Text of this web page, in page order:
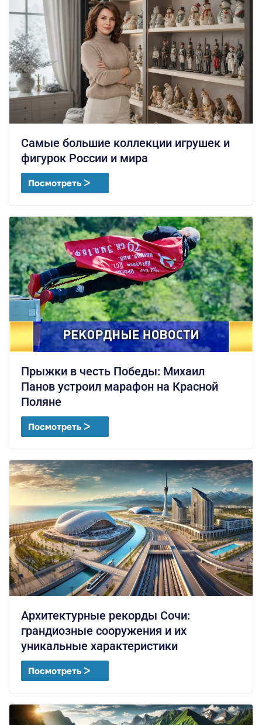
Самые большие коллекции игрушек и
фигурок России и мира
Посмотреть ᐳ
Прыжки в честь Победы: Михаил
Панов устроил марафон на Красной
Поляне
Посмотреть ᐳ
Архитектурные рекорды Сочи:
грандиозные сооружения и их
уникальные характеристики
Посмотреть ᐳ